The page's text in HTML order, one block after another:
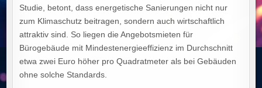
Studie, betont, dass energetische Sanierungen nicht nur
zum Klimaschutz beitragen, sondern auch wirtschaftlich
attraktiv sind. So liegen die Angebotsmieten für
Bürogebäude mit Mindestenergieeffizienz im Durchschnitt
etwa zwei Euro höher pro Quadratmeter als bei Gebäuden
ohne solche Standards.